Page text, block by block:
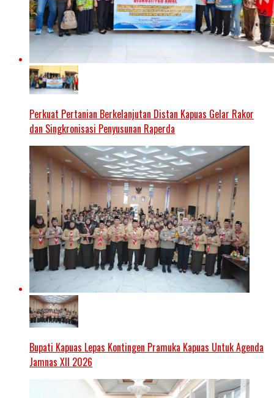
Perkuat Pertanian Berkelanjutan Distan Kapuas Gelar Rakor
dan Singkronisasi Penyusunan Raperda
Bupati Kapuas Lepas Kontingen Pramuka Kapuas Untuk Agenda
Jamnas XII 2026